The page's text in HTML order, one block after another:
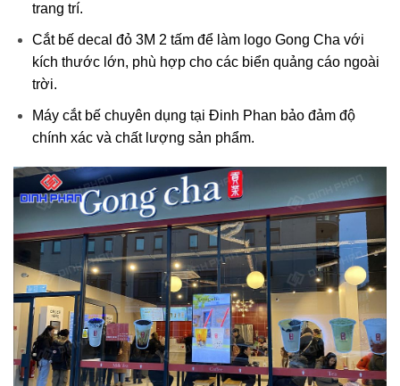
trang trí.
Cắt bế decal đỏ 3M 2 tấm để làm logo Gong Cha với
kích thước lớn, phù hợp cho các biển quảng cáo ngoài
trời.
Máy cắt bế chuyên dụng tại Đinh Phan bảo đảm độ
chính xác và chất lượng sản phẩm.